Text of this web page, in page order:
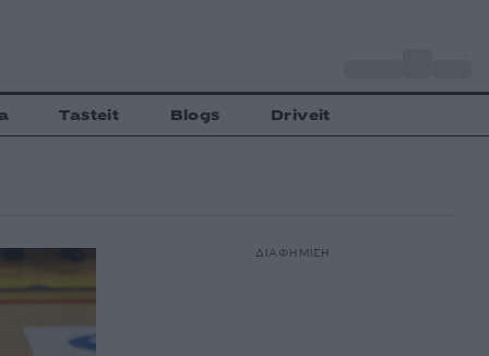
Tasteit Blogs Driveit
ΔΙΑΦΗΜΙΣΗ